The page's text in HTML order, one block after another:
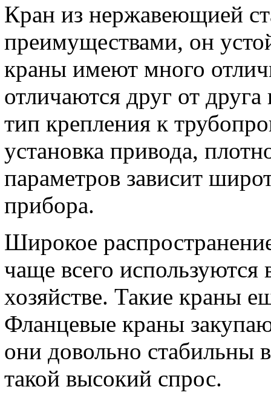
Кран из нержавеющией
преимуществами, он
краны имеют много
отличаются друг от
тип крепления к
установка привода,
параметров зависит
прибора.
Широкое
чаще всего
хозяйстве. Такие краны
Фланцевые краны
они довольно стабильны
такой высокий спрос.